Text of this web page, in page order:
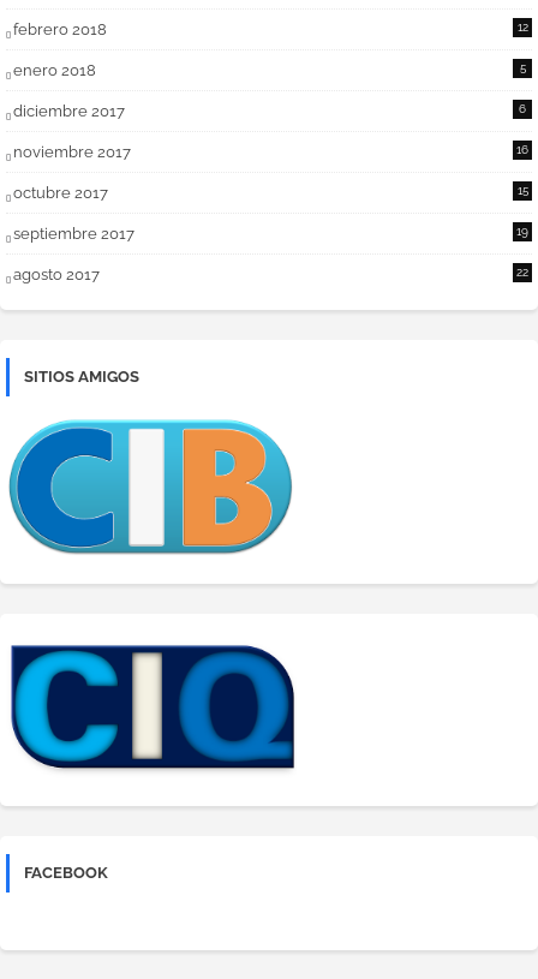
febrero 2018 12
enero 2018 5
diciembre 2017 6
noviembre 2017 16
octubre 2017 15
septiembre 2017 19
agosto 2017 22
SITIOS AMIGOS
FACEBOOK